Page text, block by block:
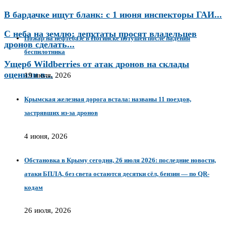
В бардачке ищут бланк: с 1 июня инспекторы ГАИ...
С неба на землю: депутаты просят владельцев
дронов сделать...
Ущерб Wildberries от атак дронов на склады
оценили в...
Пожар на нефтебазе в Ногинске потушен после падения
беспилотника
19 июля, 2026
Крымская железная дорога встала: названы 11 поездов,
застрявших из-за дронов
4 июня, 2026
Обстановка в Крыму сегодня, 26 июля 2026: последние новости,
атаки БПЛА, без света остаются десятки сёл, бензин — по QR-
кодам
26 июля, 2026